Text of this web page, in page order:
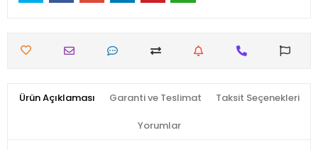
Ürün Açıklaması Garanti ve Teslimat Taksit Seçenekleri
Yorumlar